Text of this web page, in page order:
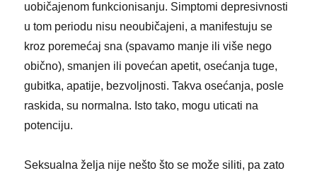
uobičajenom funkcionisanju. Simptomi depresivnosti
u tom periodu nisu neoubičajeni, a manifestuju se
kroz poremećaj sna (spavamo manje ili više nego
obično), smanjen ili povećan apetit, osećanja tuge,
gubitka, apatije, bezvoljnosti. Takva osećanja, posle
raskida, su normalna. Isto tako, mogu uticati na
potenciju.
Seksualna želja nije nešto što se može siliti, pa zato